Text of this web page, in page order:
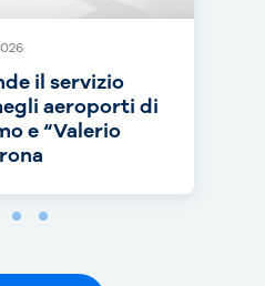
il servizio
aeroporti di
e “Valerio
Auto e
una nuova
in europa: dal
attivo
Bassi